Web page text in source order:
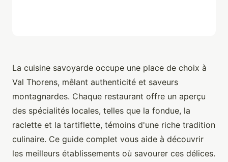
La cuisine savoyarde occupe une place de choix à
Val Thorens, mêlant authenticité et saveurs
montagnardes. Chaque restaurant offre un aperçu
des spécialités locales, telles que la fondue, la
raclette et la tartiflette, témoins d'une riche tradition
culinaire. Ce guide complet vous aide à découvrir
les meilleurs établissements où savourer ces délices.